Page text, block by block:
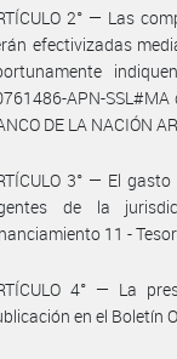
2° — Las
efectivizadas
APN-
DE LA NACIÓN
3° — El
de la
11 -
4° — La
en el Boletín